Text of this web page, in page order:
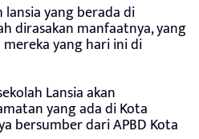
lansia yang berada di
dirasakan manfaatnya, yang
yang hari ini di
Lansia akan
yang ada di Kota
bersumber dari APBD Kota